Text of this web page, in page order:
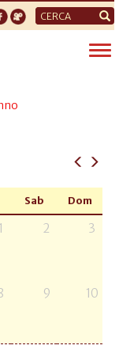
Form
di
ricerca
Sab Dom
1 2 3
9 10